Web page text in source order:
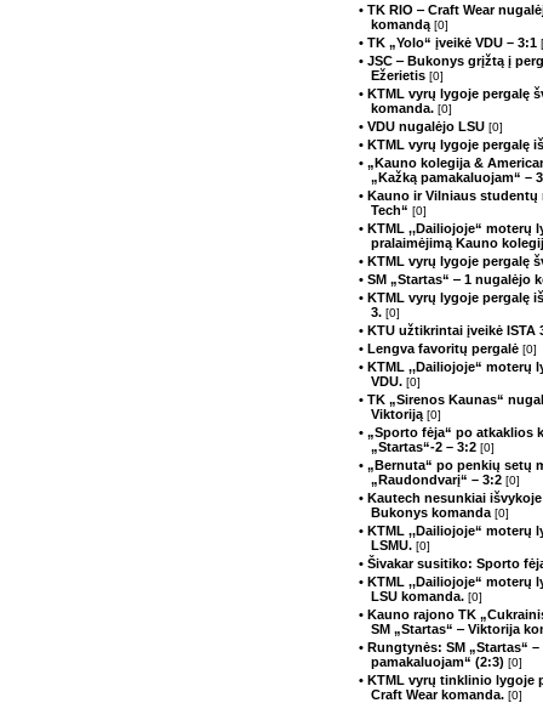
• TK RIO ‒ Craft Wear
komandą [0]
• TK „Yolo“ įveikė VDU – 3:1
• JSC ‒ Bukonys grįžtą į
Ežerietis [0]
• KTML vyrų lygoje pergalę
komanda. [0]
• VDU nugalėjo LSU [0]
• KTML vyrų lygoje pergalę
• „Kauno kolegija &
„Kažką pamakaluojam“ –
• Kauno ir Vilniaus
Tech“ [0]
• KTML ,,Dailiojoje“ moterų
pralaimėjimą Kauno
• KTML vyrų lygoje pergalę
• SM „Startas“ ‒ 1 nugalėjo
• KTML vyrų lygoje pergalę
3. [0]
• KTU užtikrintai įveikė ISTA
• Lengva favoritų pergalė [0]
• KTML ,,Dailiojoje“ moterų
VDU. [0]
• TK „Sirenos Kaunas“
Viktoriją [0]
• „Sporto fėja“ po atkaklios
„Startas“-2 – 3:2 [0]
• „Bernuta“ po penkių setų
„Raudondvarį“ – 3:2 [0]
• Kautech nesunkiai
Bukonys komanda [0]
• KTML ,,Dailiojoje“ moterų
LSMU. [0]
• Šivakar susitiko: Sporto
• KTML ,,Dailiojoje“ moterų
LSU komanda. [0]
• Kauno rajono TK
SM „Startas“ ‒ Viktorija
• Rungtynės: SM „Startas“ –
pamakaluojam“ (2:3) [0]
• KTML vyrų tinklinio lygoje
Craft Wear komanda. [0]